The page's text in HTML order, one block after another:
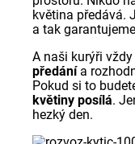
květina předává.
a tak
A naši kurýři vždy
předánía
Pokud si to
květiny posílá.
hezký den.